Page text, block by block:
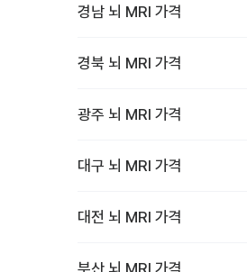
경남 뇌 MRI 가격
경북 뇌 MRI 가격
광주 뇌 MRI 가격
대구 뇌 MRI 가격
대전 뇌 MRI 가격